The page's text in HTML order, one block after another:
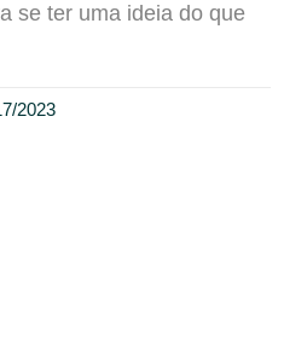
se ter uma ideia do que
2023